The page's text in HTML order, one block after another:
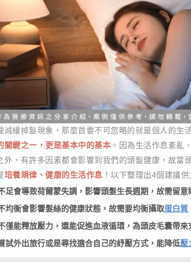
減緩掉髮現象，那麼首要不可忽略的就是個人的生
關鍵之一，更是基本中的基本 。因為生活作息紊亂
外，有許多因素都會影響到我們的頭髮健康，故當
培養規律、健康的生活作息 ！以下整理出4個建議供
足會導致荷爾蒙失調，影響頭髮生長週期，故需留意
均衡會影響髮絲的健康狀態，故需要均衡攝取蛋白質
僅能釋放壓力，還能促進血液循環，為頭皮毛囊帶來
試外出旅行或是尋找適合自己的紓壓方式，能降低壓